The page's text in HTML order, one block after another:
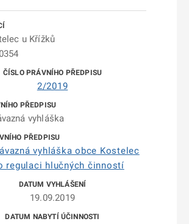
u Křížků
2/2019
vyhláška
vyhláška obce Kostelec
regulaci hlučných činností
19.09.2019